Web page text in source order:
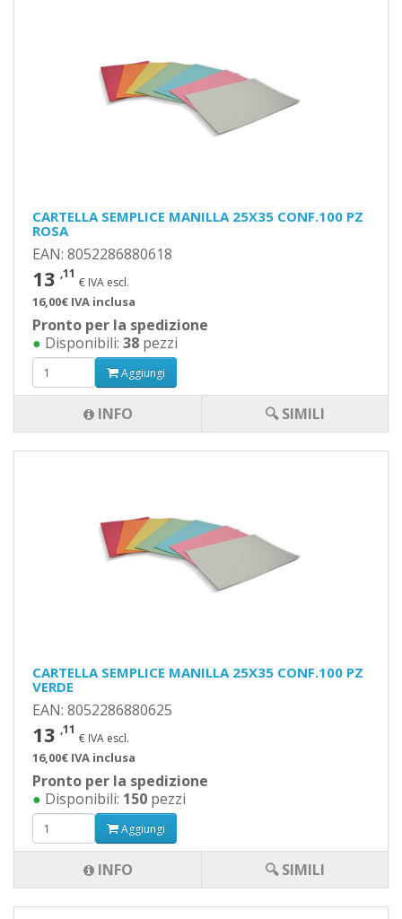
CARTELLA SEMPLICE MANILLA 25X35 CONF.100 PZ
ROSA
EAN: 8052286880618
13 ,11
€ IVA escl.
16,00€ IVA inclusa
Pronto per la spedizione
● Disponibili: 38 pezzi
Aggiungi
INFO 🔍 SIMILI
CARTELLA SEMPLICE MANILLA 25X35 CONF.100 PZ
VERDE
EAN: 8052286880625
13 ,11
€ IVA escl.
16,00€ IVA inclusa
Pronto per la spedizione
● Disponibili: 150 pezzi
Aggiungi
INFO 🔍 SIMILI